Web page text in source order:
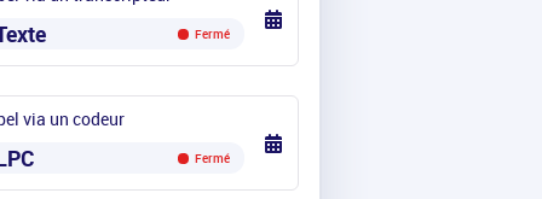
Fermé
via un codeur
Fermé